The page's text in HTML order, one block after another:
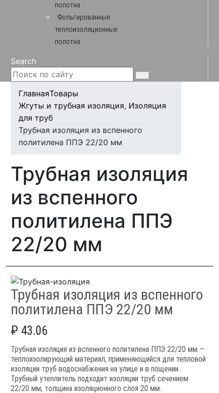
полотна
Фольгированные
теплоизоляционные
полотна
Search
ГлавнаяТовары
Жгуты и трубная изоляция, Изоляция
для труб
Трубная изоляция из вспенного
политилена ППЭ 22/20 мм
Трубная изоляция
из вспенного
политилена ППЭ
22/20 мм
Трубная изоляция из вспенного
политилена ППЭ 22/20 мм
₽ 43.06
Трубная изоляция из вспенного политилена ППЭ 22/20 мм —
теплоизолирующий материал, применяющийся для тепловой
изоляции труб водоснабжения на улице и в пощении..
Трубный утеплитель подходит изоляции труб сечением
22/20 мм, толщина изоляционного слоя 20 мм.